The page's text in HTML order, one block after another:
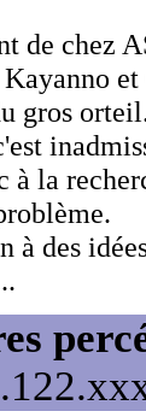
de chez
gros
à la
à des